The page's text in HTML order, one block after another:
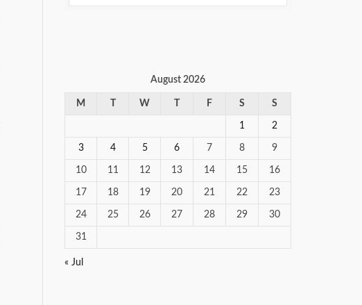
August 2026
M W F S S
1 2
3 4 5 6 7 8 9
10 11 12 13 14 15 16
17 18 19 20 21 22 23
24 25 26 27 28 29 30
31
« Jul